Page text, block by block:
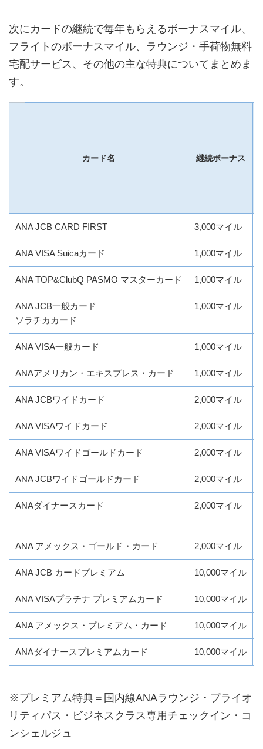
次にカードの継続で毎年もらえるボーナスマイル、
フライトのボーナスマイル、ラウンジ・手荷物無料
宅配サービス、その他の主な特典についてまとめま
す。
カード名 継続ボーナス
ANA JCB CARD FIRST 3,000マイル
ANA VISA Suicaカード 1,000マイル
ANA TOP&ClubQ PASMO マスターカード 1,000マイル
ANA JCB一般カード
ソラチカカード
1,000マイル
ANA VISA一般カード 1,000マイル
ANAアメリカン・エキスプレス・カード 1,000マイル
ANA JCBワイドカード 2,000マイル
ANA VISAワイドカード 2,000マイル
ANA VISAワイドゴールドカード 2,000マイル
ANA JCBワイドゴールドカード 2,000マイル
ANAダイナースカード 2,000マイル
ANA アメックス・ゴールド・カード 2,000マイル
ANA JCB カードプレミアム 10,000マイル
ANA VISAプラチナ プレミアムカード 10,000マイル
ANA アメックス・プレミアム・カード 10,000マイル
ANAダイナースプレミアムカード 10,000マイル
※プレミアム特典＝国内線ANAラウンジ・プライオ
リティパス・ビジネスクラス専用チェックイン・コ
ンシェルジュ